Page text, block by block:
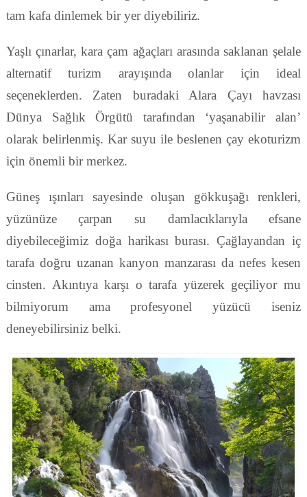
tam kafa dinlemek bir yer diyebiliriz.
Yaşlı çınarlar, kara çam ağaçları arasında saklanan şelale
alternatif turizm arayışında olanlar için ideal
seçeneklerden. Zaten buradaki Alara Çayı havzası
Dünya Sağlık Örgütü tarafından ‘yaşanabilir alan’
olarak belirlenmiş. Kar suyu ile beslenen çay ekoturizm
için önemli bir merkez.
Güneş ışınları sayesinde oluşan gökkuşağı renkleri,
yüzünüze çarpan su damlacıklarıyla efsane
diyebileceğimiz doğa harikası burası. Çağlayandan iç
tarafa doğru uzanan kanyon manzarası da nefes kesen
cinsten. Akıntıya karşı o tarafa yüzerek geçiliyor mu
bilmiyorum ama profesyonel yüzücü iseniz
deneyebilirsiniz belki.